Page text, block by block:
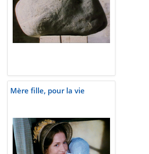
Mère fille, pour la vie